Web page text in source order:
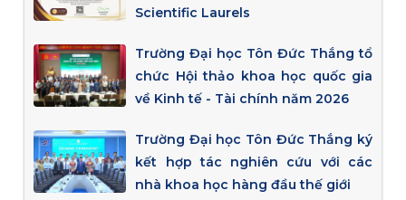
Scientific Laurels
Trường Đại học Tôn Đức Thắng tổ
chức Hội thảo khoa học quốc gia
về Kinh tế - Tài chính năm 2026
Trường Đại học Tôn Đức Thắng ký
kết hợp tác nghiên cứu với các
nhà khoa học hàng đầu thế giới